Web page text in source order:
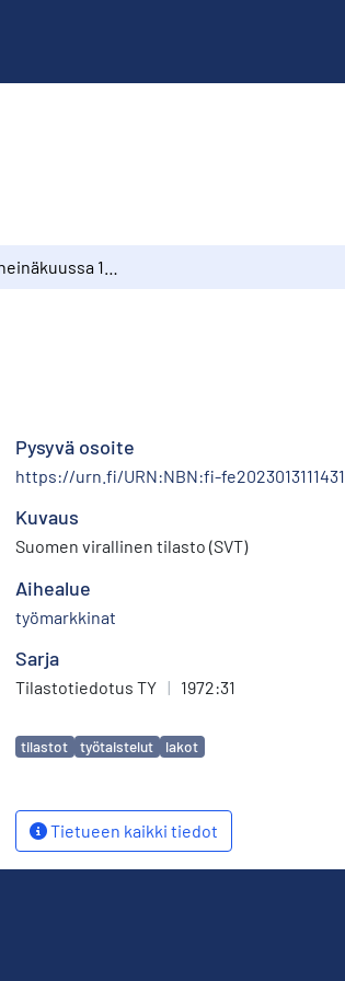
Pysyvä osoite
https://urn.fi/URN:NBN:fi-fe2023013111431
Kuvaus
Suomen virallinen tilasto (SVT)
Aihealue
työmarkkinat
Sarja
Tilastotiedotus TY | 1972:31
Avainsanat
tilastot työtaistelut lakot
Tietueen kaikki tiedot